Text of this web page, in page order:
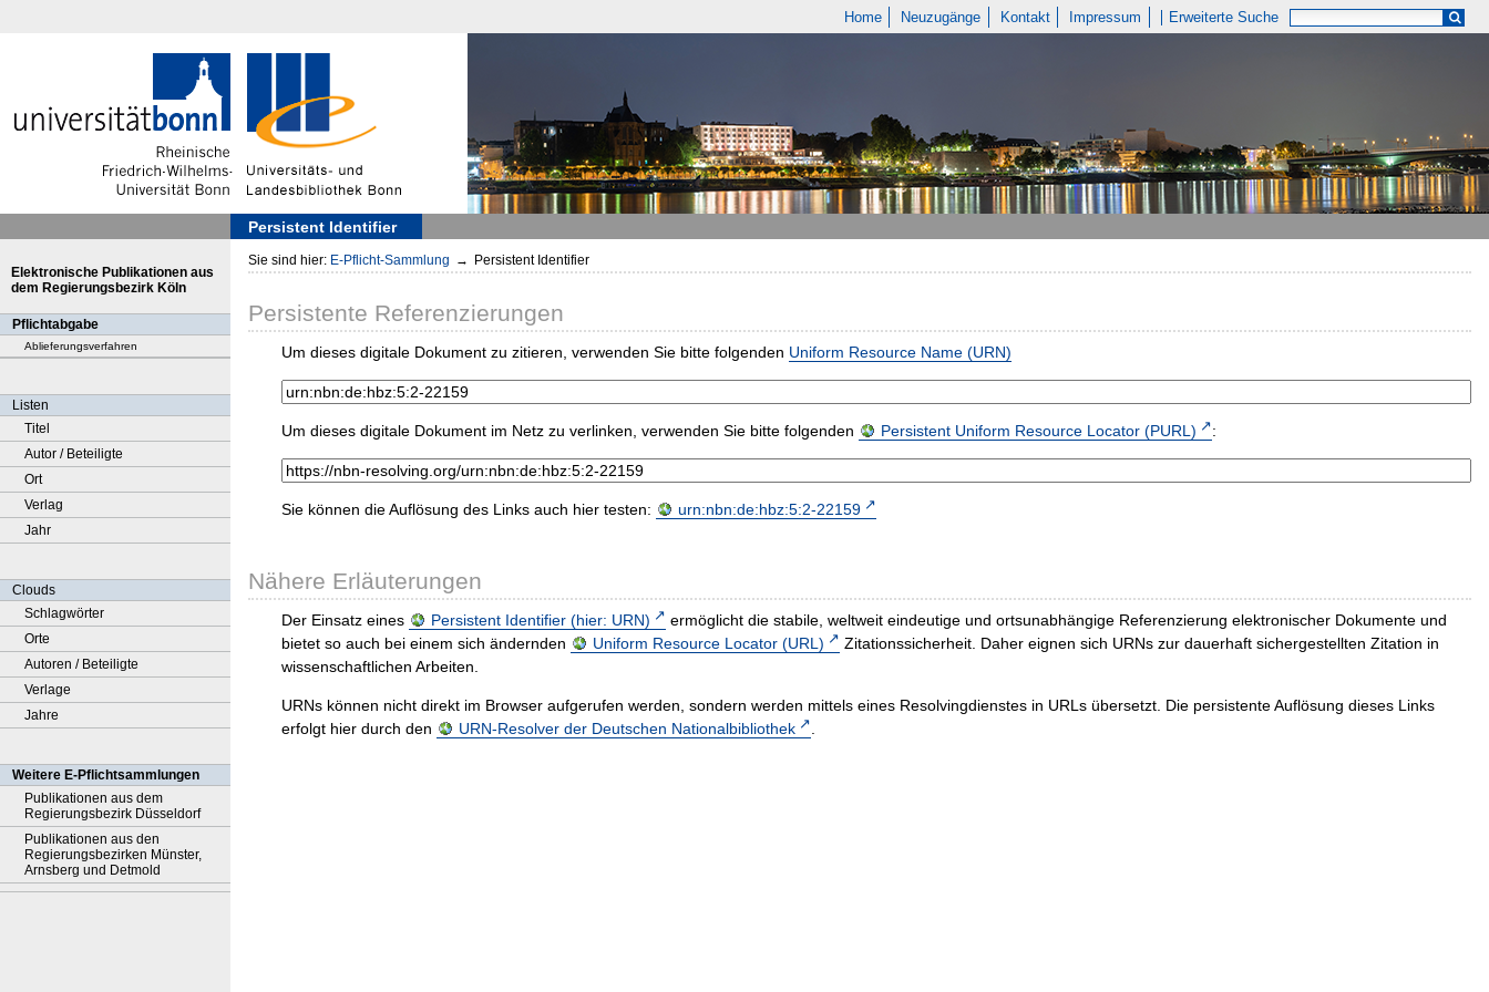
Home Neuzugänge Kontakt Impressum Erweiterte Suche
Persistent Identifier
Elektronische Publikationen aus
dem Regierungsbezirk Köln
Pflichtabgabe
Ablieferungsverfahren
Listen
Titel
Autor / Beteiligte
Ort
Verlag
Jahr
Clouds
Schlagwörter
Orte
Autoren / Beteiligte
Verlage
Jahre
Weitere E-Pflichtsammlungen
Publikationen aus dem
Regierungsbezirk Düsseldorf
Publikationen aus den
Regierungsbezirken Münster,
Arnsberg und Detmold
Sie sind hier: E-Pflicht-Sammlung → Persistent Identifier
Persistente Referenzierungen
Um dieses digitale Dokument zu zitieren, verwenden Sie bitte folgenden Uniform Resource Name (URN)
Um dieses digitale Dokument im Netz zu verlinken, verwenden Sie bitte folgenden Persistent Uniform Resource Locator (PURL) :
Sie können die Auflösung des Links auch hier testen: urn:nbn:de:hbz:5:2-22159
Nähere Erläuterungen
Der Einsatz eines Persistent Identifier (hier: URN)
ermöglicht die stabile, weltweit eindeutige und ortsunabhängige Referenzierung elektronischer Dokumente und
bietet so auch bei einem sich ändernden
Uniform Resource Locator (URL)
Zitationssicherheit. Daher eignen sich URNs zur dauerhaft sichergestellten Zitation in
wissenschaftlichen Arbeiten.
URNs können nicht direkt im Browser aufgerufen werden, sondern werden mittels eines Resolvingdienstes in URLs übersetzt. Die persistente Auflösung dieses Links
erfolgt hier durch den
URN-Resolver der Deutschen Nationalbibliothek .